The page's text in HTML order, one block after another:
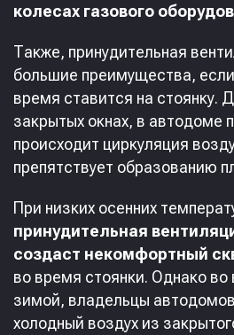
колесах газового
Также, принудительная
большие преимущества,
время ставится на стоянку.
закрытых окнах, в автодоме
происходит циркуляция
препятствует образованию
При низких осенних
принудительная
создаст некомфортный
во время стоянки. Однако
зимой, владельцы
холодный воздух из